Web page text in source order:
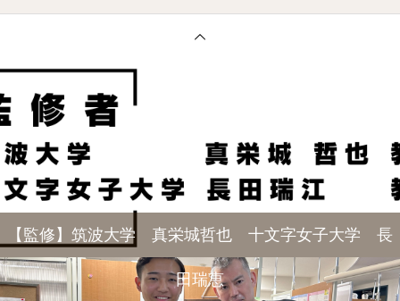
【監修】筑波大学 真栄城哲也 十文字女子大学 長
田瑞恵